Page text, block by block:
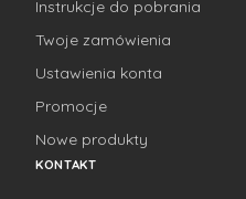
Instrukcje do pobrania
Twoje zamówienia
Ustawienia konta
Promocje
Nowe produkty
KONTAKT